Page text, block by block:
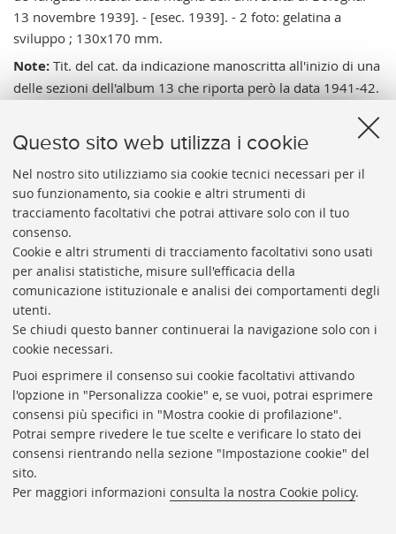
Questo sito web utilizza i cookie
Nel nostro sito utilizziamo sia cookie tecnici necessari per il
suo funzionamento, sia cookie e altri strumenti di
tracciamento facoltativi che potrai attivare solo con il tuo
consenso.
Cookie e altri strumenti di tracciamento facoltativi sono usati
per analisi statistiche, misure sull'efficacia della
comunicazione istituzionale e analisi dei comportamenti degli
utenti.
Se chiudi questo banner continuerai la navigazione solo con i
cookie necessari.
Puoi esprimere il consenso sui cookie facoltativi attivando
l'opzione in "Personalizza cookie" e, se vuoi, potrai esprimere
consensi più specifici in "Mostra cookie di profilazione".
Potrai sempre rivedere le tue scelte e verificare lo stato dei
consensi rientrando nella sezione "Impostazione cookie" del
sito.
Per maggiori informazioni consulta la nostra Cookie policy.
13 novembre 1939]. - [esec. 1939]. - 2 foto: gelatina a
sviluppo ; 130x170 mm.
Note:Tit. del cat. da indicazione manoscritta all'inizio di una
delle sezioni dell'album 13 che riporta però la data 1941-42.
Messia professore di Diritto Internazionale all'Università di
Madrid ed ambasciatore di Spagna presso la Santa Sede
(1939-42).
Vai al catalogo: https://sol.unibo.it/SebinaOpac/.do?
idopac=UBO2944007
Responsabile scientifico: prof. Roberto Balzani
Coordinatrice gestionale: Maria Pia Torricelli
Archivio storico dell'Università di Bologna
Via Zamboni, 33 - 40126 Bologna (BO)
Dove siamo
Regolamento